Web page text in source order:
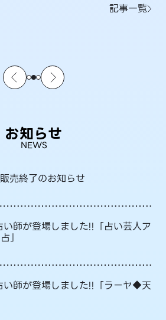
記事一覧
お知らせ
NEWS
売終了のお知らせ
師が登場しました!!「占い芸人ア
」
い師が登場しました!!「ラーヤ◆天